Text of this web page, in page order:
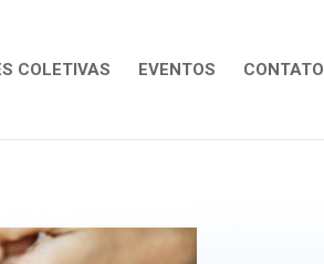
COLETIVAS EVENTOS CONTATO